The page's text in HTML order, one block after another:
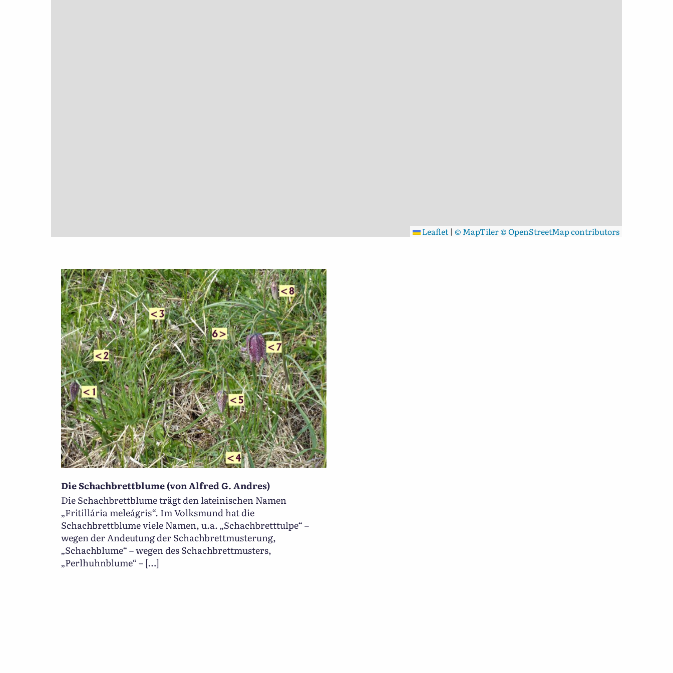
Leaflet | © MapTiler© OpenStreetMap contributors
Die Schachbrettblume (von Alfred G. Andres)
Die Schachbrettblume trägt den lateinischen Namen
„Fritillária meleágris“. Im Volksmund hat die
Schachbrettblume viele Namen, u.a. „Schachbretttulpe“ –
wegen der Andeutung der Schachbrettmusterung,
„Schachblume“ – wegen des Schachbrettmusters,
„Perlhuhnblume“ – […]